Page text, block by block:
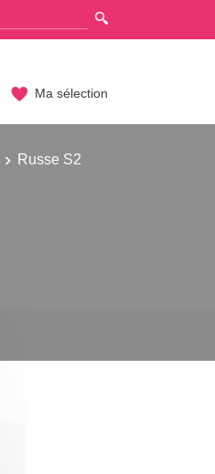
Ma sélection
Russe S2